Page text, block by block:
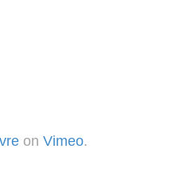
on Vimeo.